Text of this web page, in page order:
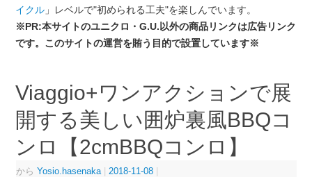
イクル」レベルで"初められる工夫"を楽しんでいます。
※PR:本サイトのユニクロ・G.U.以外の商品リンクは広告リンク
です。このサイトの運営を賄う目的で設置しています※
Viaggio+ワンアクションで展
開する美しい囲炉裏風BBQコ
ンロ【2cmBBQコンロ】
から Yosio.hasenaka 2018-11-08